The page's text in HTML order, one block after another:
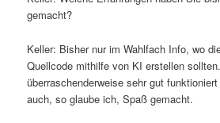
gemacht?
Keller: Bisher nur im Wahlfach Info, wo
Quellcode mithilfe von KI erstellen
überraschenderweise sehr gut
auch, so glaube ich, Spaß gemacht.